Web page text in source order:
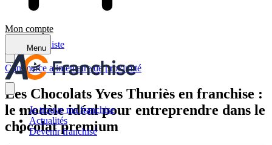
Mon compte
Menu
Je trouve ma franchise
Actualités
Devenir franchisé
Retour à la liste
Commerce alimentaire de proximité
Les Chocolats Yves Thuriès en franchise :
le modèle idéal pour entreprendre dans le
chocolat premium